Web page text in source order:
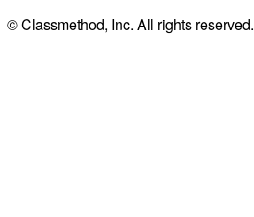
© Classmethod, Inc. All rights reserved.